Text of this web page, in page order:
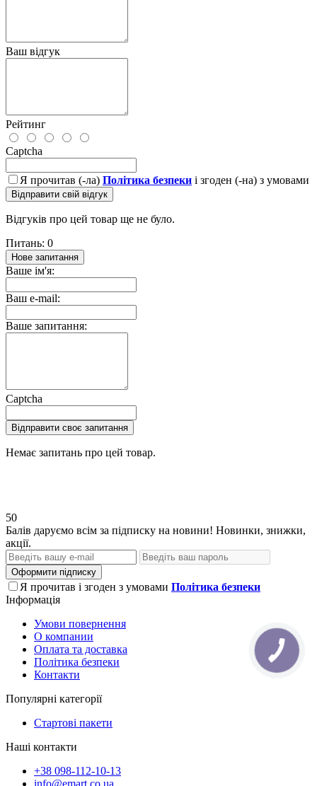
Ваш відгук
Рейтинг
Captcha
Я прочитав (-ла) Політика безпеки і згоден (-на) з умовами
Відправити свій відгук
Відгуків про цей товар ще не було.
Питань: 0
Нове запитання
Ваше ім'я:
Ваш e-mail:
Ваше запитання:
Captcha
Відправити своє запитання
Немає запитань про цей товар.
50
Балів даруємо всім за підписку на новини! Новинки, знижки,
акції.
Оформити підписку
Я прочитав і згоден з умовами Політика безпеки
Інформація
Умови повернення
О компании
Оплата та доставка
Політика безпеки
Контакти
Популярні категорії
Стартові пакети
Наші контакти
+38 098-112-10-13
info@emart.co.ua